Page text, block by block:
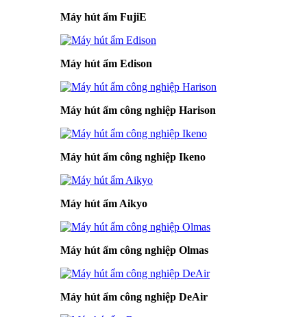
Máy hút ẩm FujiE
Máy hút ẩm Edison
Máy hút ẩm công nghiệp Harison
Máy hút ẩm công nghiệp Ikeno
Máy hút ẩm Aikyo
Máy hút ẩm công nghiệp Olmas
Máy hút ẩm công nghiệp DeAir